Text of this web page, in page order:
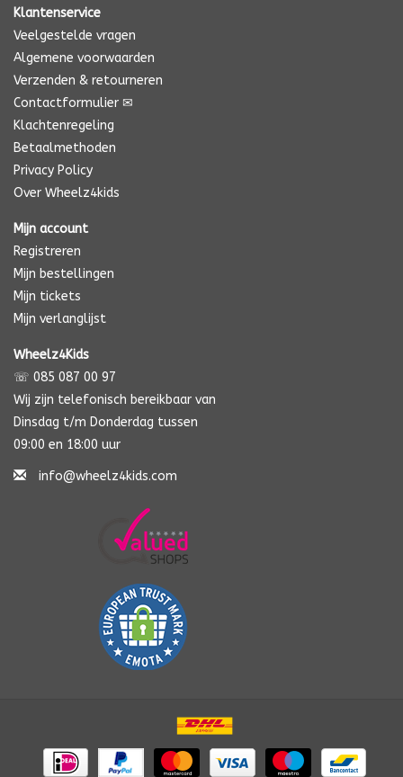
Klantenservice
Veelgestelde vragen
Algemene voorwaarden
Verzenden & retourneren
Contactformulier ✉
Klachtenregeling
Betaalmethoden
Privacy Policy
Over Wheelz4kids
Mijn account
Registreren
Mijn bestellingen
Mijn tickets
Mijn verlanglijst
Wheelz4Kids
☏ 085 087 00 97
Wij zijn telefonisch bereikbaar van
Dinsdag t/m Donderdag tussen
09:00 en 18:00 uur
info@wheelz4kids.com